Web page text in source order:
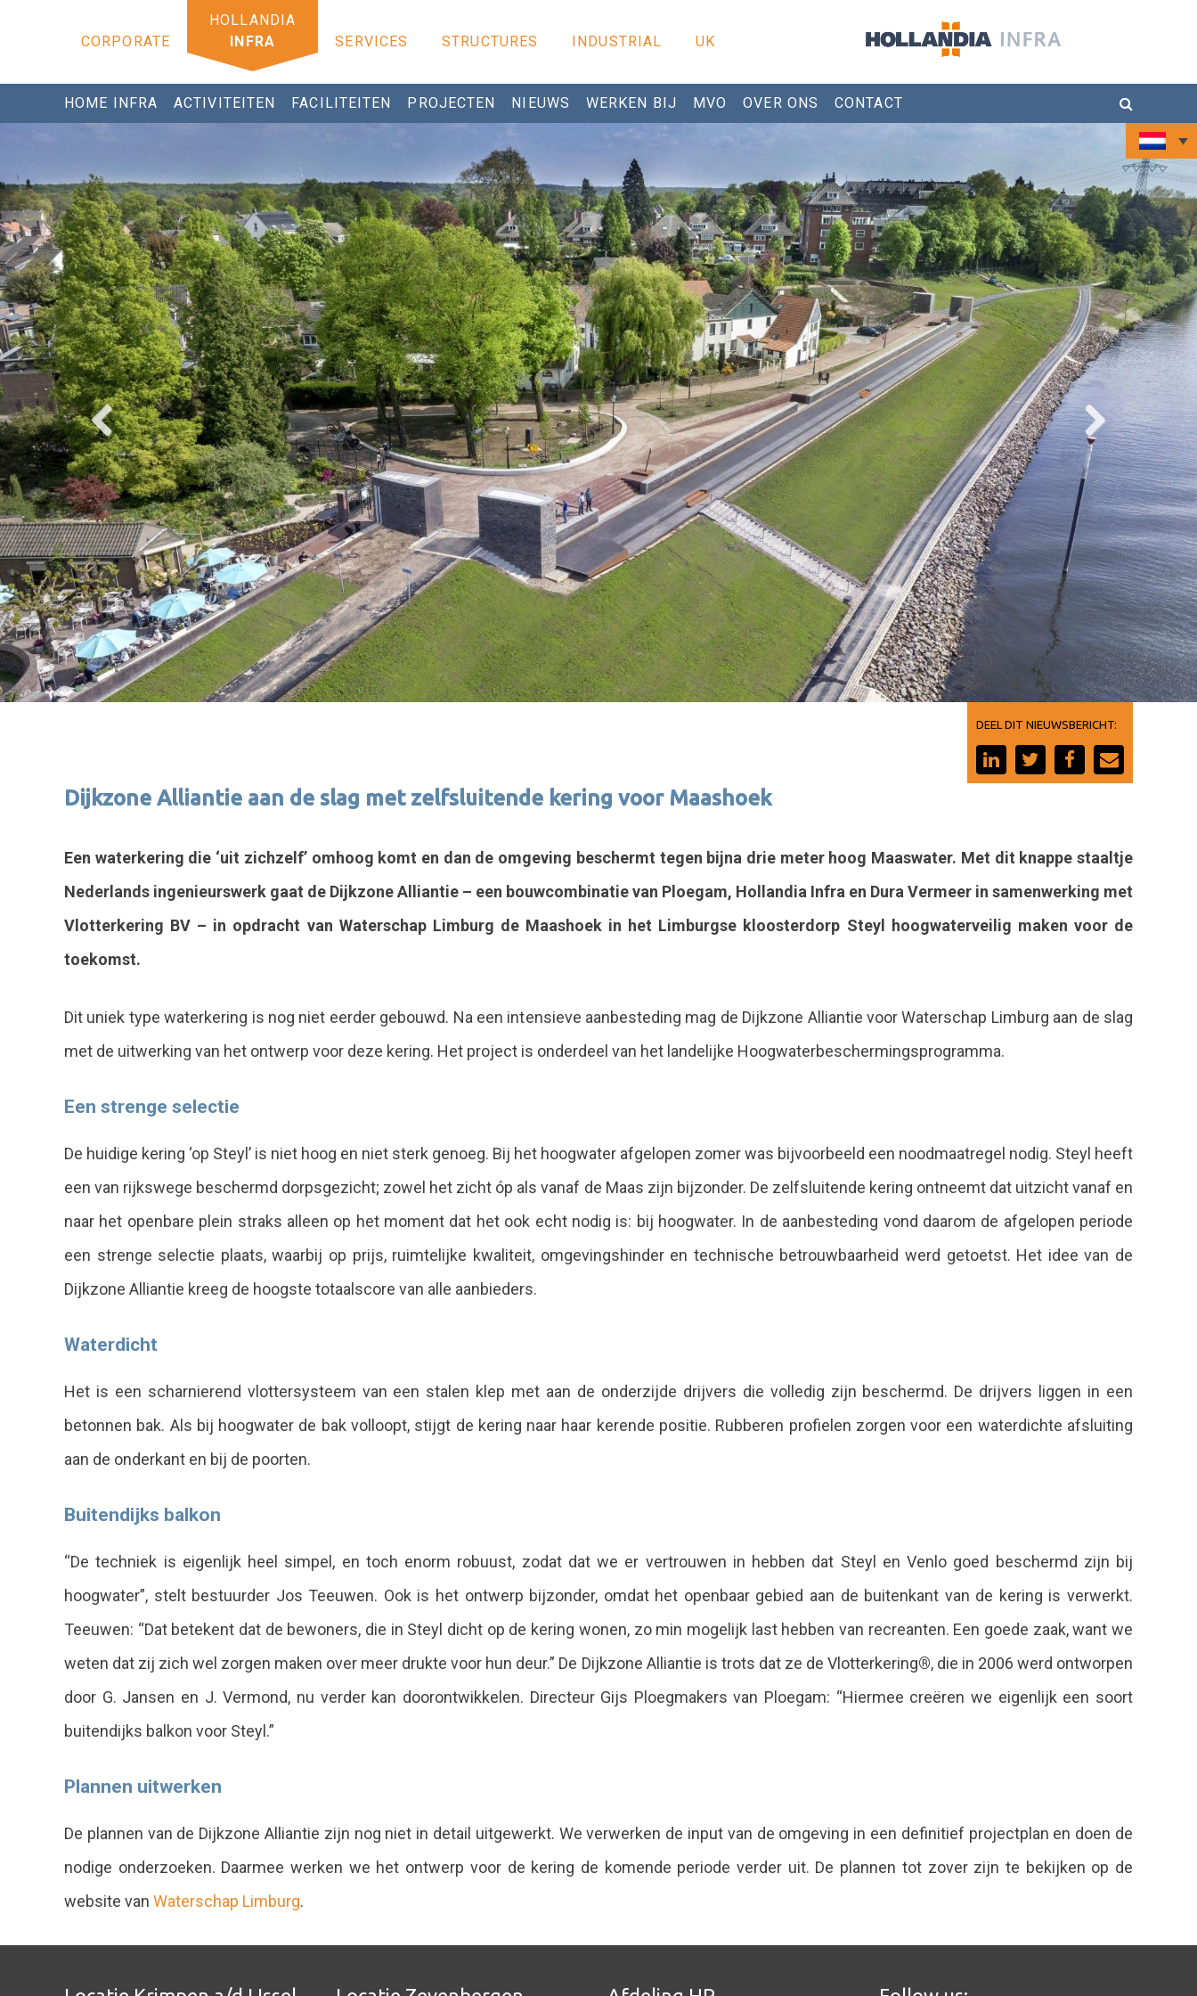
CORPORATE INFRA SERVICES STRUCTURES INDUSTRIAL UK
HOME INFRA ACTIVITEITEN FACILITEITEN PROJECTEN NIEUWS WERKEN BIJ MVO OVER ONS CONTACT
Dijkzone Alliantie aan de slag met zelfsluitende kering voor Maashoek
DEEL DIT NIEUWSBERICHT:
Een waterkering die ‘uit zichzelf’ omhoog komt en dan de omgeving beschermt tegen bijna drie meter hoog Maaswater. Met dit knappe staaltje
Nederlands ingenieurswerk gaat de Dijkzone Alliantie – een bouwcombinatie van Ploegam, Hollandia Infra en Dura Vermeer in samenwerking met
Vlotterkering BV – in opdracht van Waterschap Limburg de Maashoek in het Limburgse kloosterdorp Steyl hoogwaterveilig maken voor de
toekomst.
Dit uniek type waterkering is nog niet eerder gebouwd. Na een intensieve aanbesteding mag de Dijkzone Alliantie voor Waterschap Limburg aan de slag
met de uitwerking van het ontwerp voor deze kering. Het project is onderdeel van het landelijke Hoogwaterbeschermingsprogramma.
Een strenge selectie
De huidige kering ‘op Steyl’ is niet hoog en niet sterk genoeg. Bij het hoogwater afgelopen zomer was bijvoorbeeld een noodmaatregel nodig. Steyl heeft
een van rijkswege beschermd dorpsgezicht; zowel het zicht óp als vanaf de Maas zijn bijzonder. De zelfsluitende kering ontneemt dat uitzicht vanaf en
naar het openbare plein straks alleen op het moment dat het ook echt nodig is: bij hoogwater. In de aanbesteding vond daarom de afgelopen periode
een strenge selectie plaats, waarbij op prijs, ruimtelijke kwaliteit, omgevingshinder en technische betrouwbaarheid werd getoetst. Het idee van de
Dijkzone Alliantie kreeg de hoogste totaalscore van alle aanbieders.
Waterdicht
Het is een scharnierend vlottersysteem van een stalen klep met aan de onderzijde drijvers die volledig zijn beschermd. De drijvers liggen in een
betonnen bak. Als bij hoogwater de bak volloopt, stijgt de kering naar haar kerende positie. Rubberen profielen zorgen voor een waterdichte afsluiting
aan de onderkant en bij de poorten.
Buitendijks balkon
“De techniek is eigenlijk heel simpel, en toch enorm robuust, zodat dat we er vertrouwen in hebben dat Steyl en Venlo goed beschermd zijn bij
hoogwater”, stelt bestuurder Jos Teeuwen. Ook is het ontwerp bijzonder, omdat het openbaar gebied aan de buitenkant van de kering is verwerkt.
Teeuwen: “Dat betekent dat de bewoners, die in Steyl dicht op de kering wonen, zo min mogelijk last hebben van recreanten. Een goede zaak, want we
weten dat zij zich wel zorgen maken over meer drukte voor hun deur.” De Dijkzone Alliantie is trots dat ze de Vlotterkering®, die in 2006 werd ontworpen
door G. Jansen en J. Vermond, nu verder kan doorontwikkelen. Directeur Gijs Ploegmakers van Ploegam: “Hiermee creëren we eigenlijk een soort
buitendijks balkon voor Steyl.”
Plannen uitwerken
De plannen van de Dijkzone Alliantie zijn nog niet in detail uitgewerkt. We verwerken de input van de omgeving in een definitief projectplan en doen de
nodige onderzoeken. Daarmee werken we het ontwerp voor de kering de komende periode verder uit. De plannen tot zover zijn te bekijken op de
website van Waterschap Limburg.